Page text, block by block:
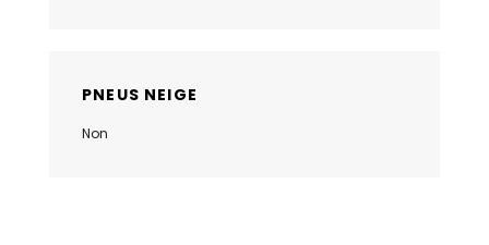
PNEUS NEIGE
Non